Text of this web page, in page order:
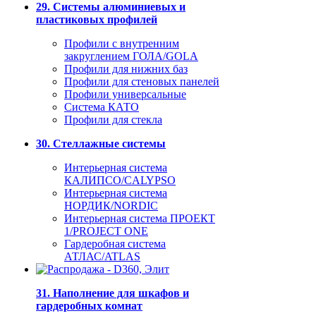
29. Системы алюминиевых и
пластиковых профилей
Профили с внутренним
закруглением ГОЛА/GOLA
Профили для нижних баз
Профили для стеновых панелей
Профили универсальные
Система КАТО
Профили для стекла
30. Стеллажные системы
Интерьерная система
КАЛИПСО/CALYPSO
Интерьерная система
НОРДИК/NORDIC
Интерьерная система ПРОЕКТ
1/PROJECT ONE
Гардеробная система
АТЛАС/ATLAS
31. Наполнение для шкафов и
гардеробных комнат